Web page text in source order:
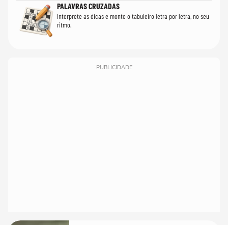
PALAVRAS CRUZADAS
Interprete as dicas e monte o tabuleiro letra por letra, no seu
ritmo.
PUBLICIDADE